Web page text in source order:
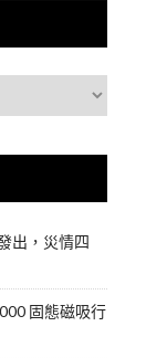
出，災情四
固態磁吸行